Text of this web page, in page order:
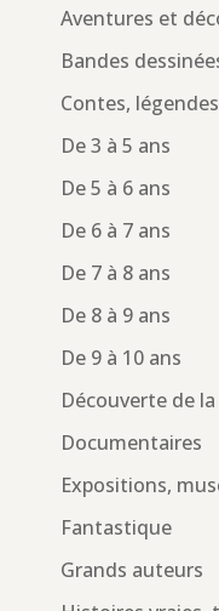
Aventures et
Bandes
Contes,
De 3 à 5 ans
De 5 à 6 ans
De 6 à 7 ans
De 7 à 8 ans
De 8 à 9 ans
De 9 à 10 ans
Découverte de
Documentaires
Expositions,
Fantastique
Grands auteurs